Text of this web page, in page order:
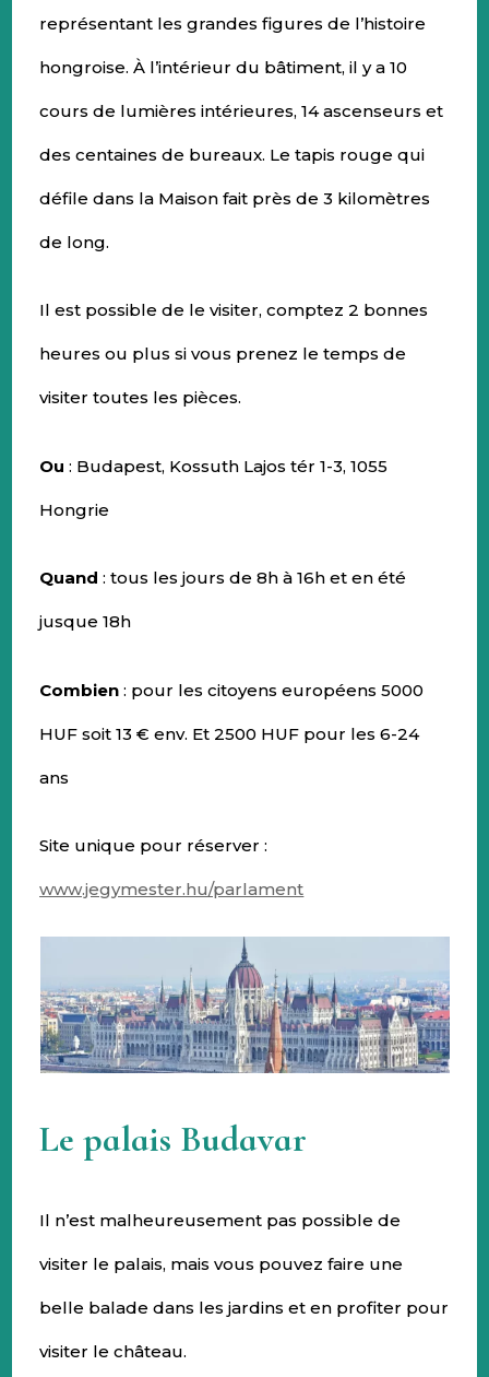
représentant les grandes figures de l’histoire
hongroise. À l’intérieur du bâtiment, il y a 10
cours de lumières intérieures, 14 ascenseurs et
des centaines de bureaux. Le tapis rouge qui
défile dans la Maison fait près de 3 kilomètres
de long.
Il est possible de le visiter, comptez 2 bonnes
heures ou plus si vous prenez le temps de
visiter toutes les pièces.
Ou : Budapest, Kossuth Lajos tér 1-3, 1055
Hongrie
Quand : tous les jours de 8h à 16h et en été
jusque 18h
Combien : pour les citoyens européens 5000
HUF soit 13 € env. Et 2500 HUF pour les 6-24
ans
Site unique pour réserver :
www.jegymester.hu/parlament
Le palais Budavar
Il n’est malheureusement pas possible de
visiter le palais, mais vous pouvez faire une
belle balade dans les jardins et en profiter pour
visiter le château.